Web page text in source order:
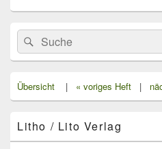
Primärer
Seitenleisten
Widget-
Bereich
Search
for:
Suche
Übersicht | « voriges Heft |
Litho / Lito Verlag